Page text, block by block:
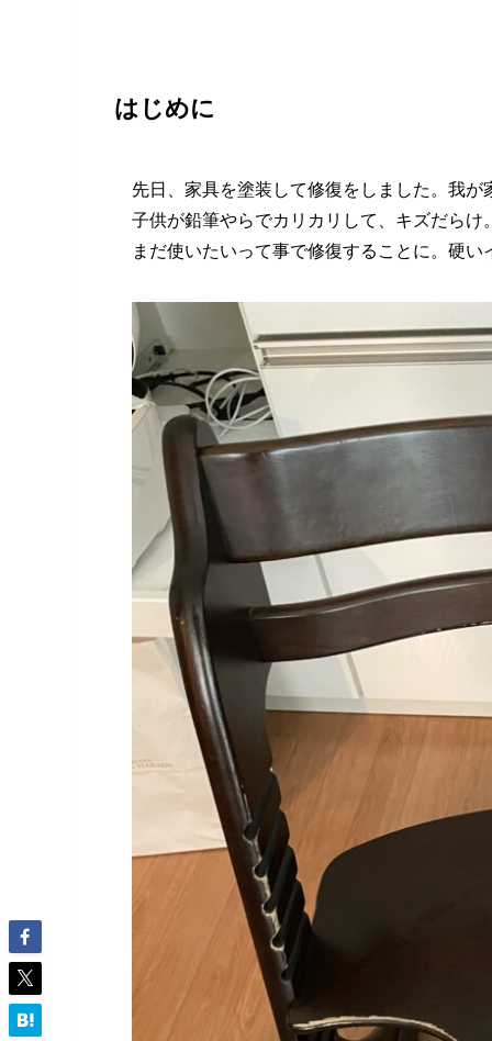
はじめに
先日、家具を塗装して修復をしました。我が
子供が鉛筆やらでカリカリして、キズだら
まだ使いたいって事で修復することに。硬